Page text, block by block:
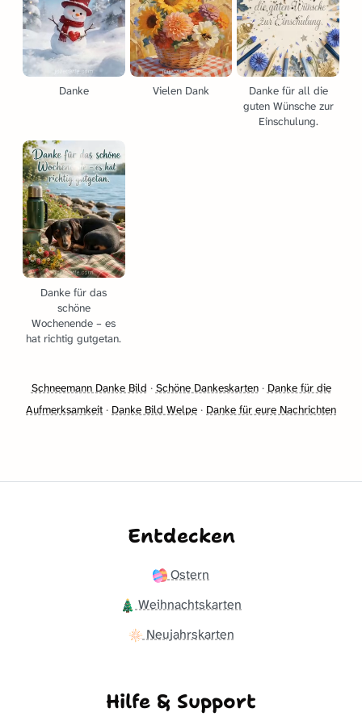
Danke Vielen Dank
Danke für all die
guten Wünsche zur
Einschulung.
Danke für das
schöne
Wochenende – es
hat richtig gutgetan.
Schneemann Danke Bild · Schöne Dankeskarten· Danke für die
Aufmerksamkeit · Danke Bild Welpe · Danke für eure Nachrichten
Entdecken
Ostern
Weihnachtskarten
Neujahrskarten
Hilfe & Support